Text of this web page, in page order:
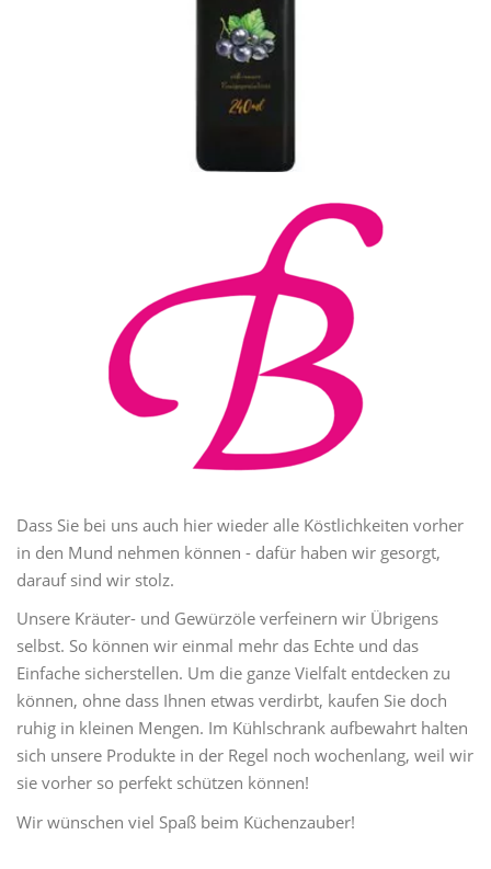
Dass Sie bei uns auch hier wieder alle Köstlichkeiten vorher
in den Mund nehmen können - dafür haben wir gesorgt,
darauf sind wir stolz.
Unsere Kräuter- und Gewürzöle verfeinern wir Übrigens
selbst. So können wir einmal mehr das Echte und das
Einfache sicherstellen. Um die ganze Vielfalt entdecken zu
können, ohne dass Ihnen etwas verdirbt, kaufen Sie doch
ruhig in kleinen Mengen. Im Kühlschrank aufbewahrt halten
sich unsere Produkte in der Regel noch wochenlang, weil wir
sie vorher so perfekt schützen können!
Wir wünschen viel Spaß beim Küchenzauber!